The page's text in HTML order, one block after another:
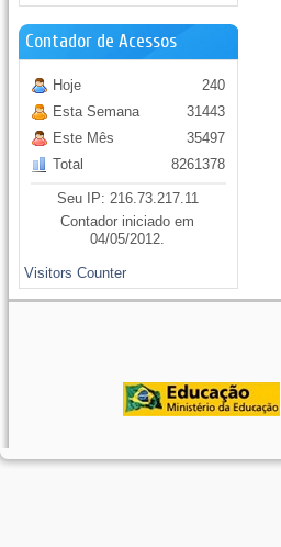
Contador de Acessos
Hoje
Esta Semana
Este Mês
Total
240
31443
35497
8261378
Seu IP: 216.73.217.11
Contador iniciado em
04/05/2012.
Visitors Counter